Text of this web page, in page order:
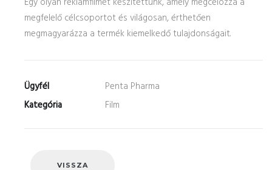
megfelelő célcsoportot és világosan, érthetően
megmagyarázza a termék kiemelkedő tulajdonságait.
Ügyfél
Penta Pharma
Kategória
Film
VISSZA